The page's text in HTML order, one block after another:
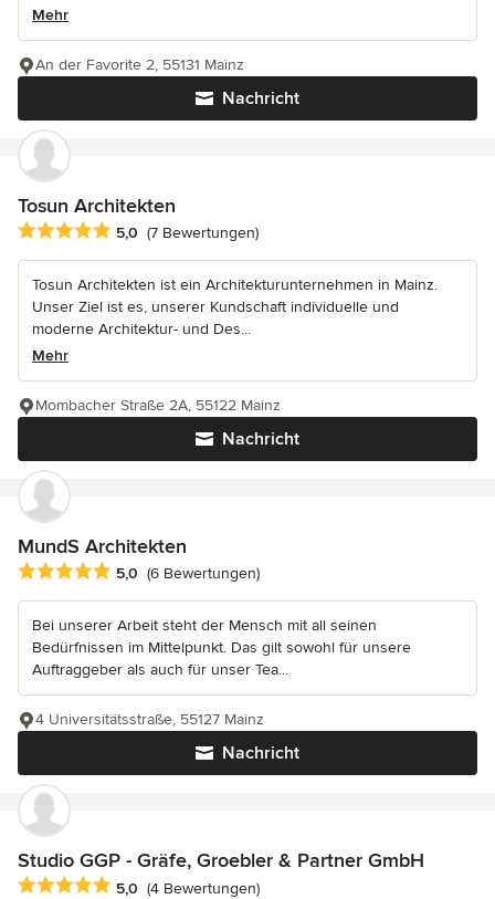
Mehr
Nachricht
An der Favorite 2, 55131 Mainz
Tosun Architekten
Durchschnittliche Bewertung: 5 von 5 Sternen
5,0 (7 Bewertungen)
Tosun Architekten ist ein Architekturunternehmen in Mainz.
Unser Ziel ist es, unserer Kundschaft individuelle und
moderne Architektur- und Des...
Mehr
Nachricht
Mombacher Straße 2A, 55122 Mainz
MundS Architekten
Durchschnittliche Bewertung: 5 von 5 Sternen
5,0 (6 Bewertungen)
Bei unserer Arbeit steht der Mensch mit all seinen
Bedürfnissen im Mittelpunkt. Das gilt sowohl für unsere
Auftraggeber als auch für unser Tea...
Nachricht
4 Universitätsstraße, 55127 Mainz
Studio GGP - Gräfe, Groebler & Partner GmbH
Durchschnittliche Bewertung: 5 von 5 Sternen
5,0 (4 Bewertungen)